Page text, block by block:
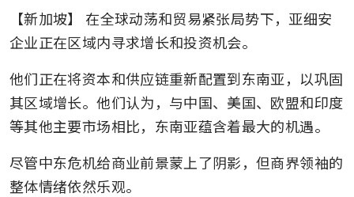
【新加坡】
在全球动荡和贸易紧张局势下，亚细安
企业正在区域内寻求增长和投资机会。
他们正在将资本和供应链重新配置到东南亚，以巩固
其区域增长。他们认为，与中国、美国、欧盟和印度
等其他主要市场相比，东南亚蕴含着最大的机遇。
尽管中东危机给商业前景蒙上了阴影，但商界领袖的
整体情绪依然乐观。